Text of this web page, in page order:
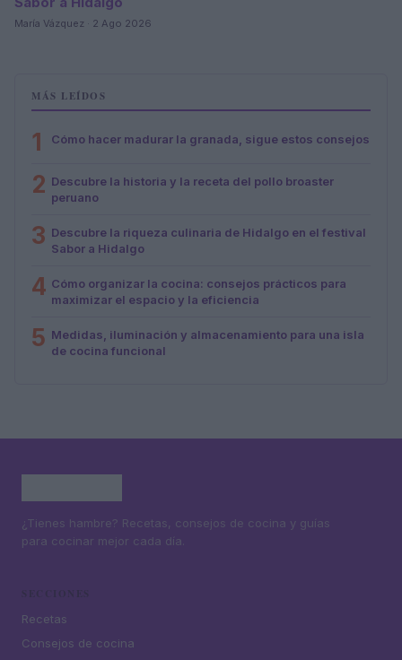
María Vázquez · 2 Ago 2026
MÁS LEÍDOS
1 Cómo hacer madurar la granada, sigue estos consejos
2 Descubre la historia y la receta del pollo broaster
peruano
3 Descubre la riqueza culinaria de Hidalgo en el festival
Sabor a Hidalgo
4 Cómo organizar la cocina: consejos prácticos para
maximizar el espacio y la eficiencia
5 Medidas, iluminación y almacenamiento para una isla
de cocina funcional
¿Tienes hambre? Recetas, consejos de cocina y guías
para cocinar mejor cada día.
Recetas
Consejos de cocina